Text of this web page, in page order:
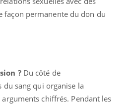
façon permanente du don du
? Du côté de
du sang qui organise la
chiffrés. Pendant les